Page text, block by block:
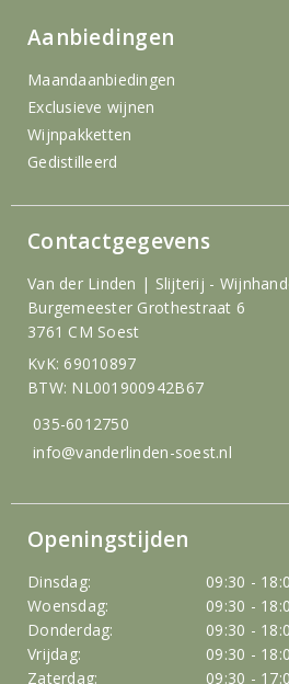
Aanbiedingen
Maandaanbiedingen
Exclusieve wijnen
Wijnpakketten
Gedistilleerd
Contactgegevens
Van der Linden | Slijterij -
Burgemeester Grothestraat 6
3761 CM Soest
KvK: 69010897
BTW: NL001900942B67
035-6012750
info@vanderlinden-soest.nl
Openingstijden
Dinsdag:
09:30 -
Woensdag:
09:30 -
Donderdag:
09:30 -
Vrijdag:
09:30 -
Zaterdag:
09:30 -